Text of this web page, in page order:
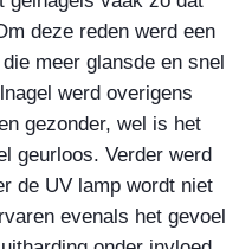
deze reden werd een
meer glansde en snel
werd overigens
gezonder, wel is het
geurloos. Verder werd
de UV lamp wordt niet
evenals het gevoel